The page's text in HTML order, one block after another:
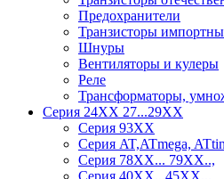
Предохранители
Транзисторы
Шнуры
Вентиляторы и кулеры
Реле
Трансформаторы,
Серия 24ХХ 27...29ХХ
Серия 93ХХ
Серия AT,ATmega,
Серия 78ХХ... 79XX..,
Серия 40ХХ...45ХХ...